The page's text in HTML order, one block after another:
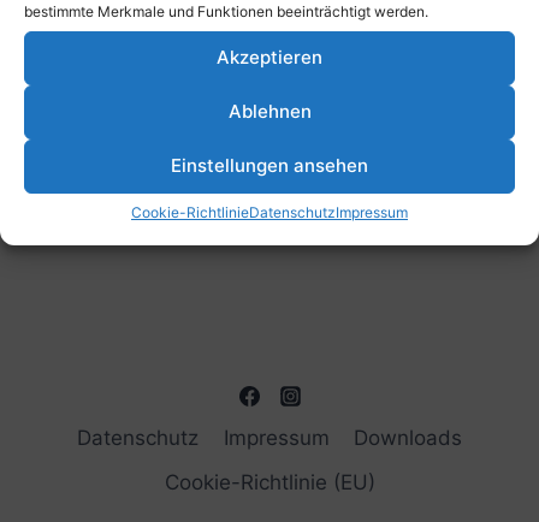
bestimmte Merkmale und Funktionen beeinträchtigt werden.
Akzeptieren
Ablehnen
Einstellungen ansehen
Cookie-RichtlinieDatenschutzImpressum
Datenschutz Impressum
Downloads
Cookie-Richtlinie (EU)